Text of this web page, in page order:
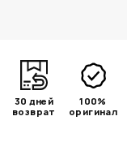
30 дней
возврат
100%
оригинал